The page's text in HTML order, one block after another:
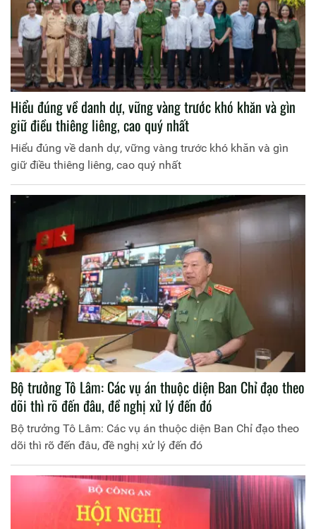
Hiểu đúng về danh dự, vững vàng trước khó khăn và gìn
giữ điều thiêng liêng, cao quý nhất
Hiểu đúng về danh dự, vững vàng trước khó khăn và gìn
giữ điều thiêng liêng, cao quý nhất
Bộ trưởng Tô Lâm: Các vụ án thuộc diện Ban Chỉ đạo theo
dõi thì rõ đến đâu, đề nghị xử lý đến đó
Bộ trưởng Tô Lâm: Các vụ án thuộc diện Ban Chỉ đạo theo
dõi thì rõ đến đâu, đề nghị xử lý đến đó